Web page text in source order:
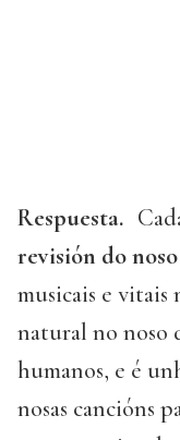
Respuesta.
revisión do
musicais e vitais
natural no noso
humanos, e é
nosas cancións